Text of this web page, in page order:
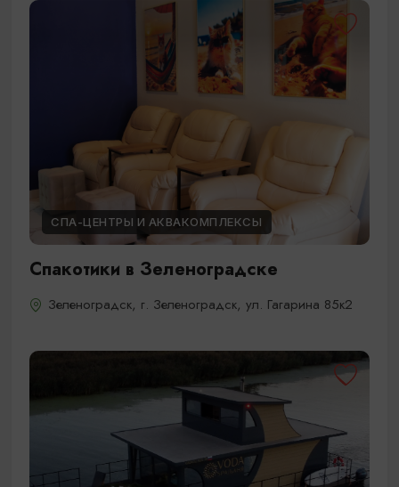
СПА-ЦЕНТРЫ И АКВАКОМПЛЕКСЫ
Спакотики в Зеленоградске
Зеленоградск, г. Зеленоградск, ул. Гагарина 85к2